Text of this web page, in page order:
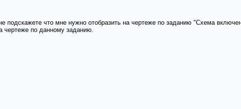
подскажете что мне нужно отобразить на чертеже по заданию "Схема
чертеже по данному заданию.